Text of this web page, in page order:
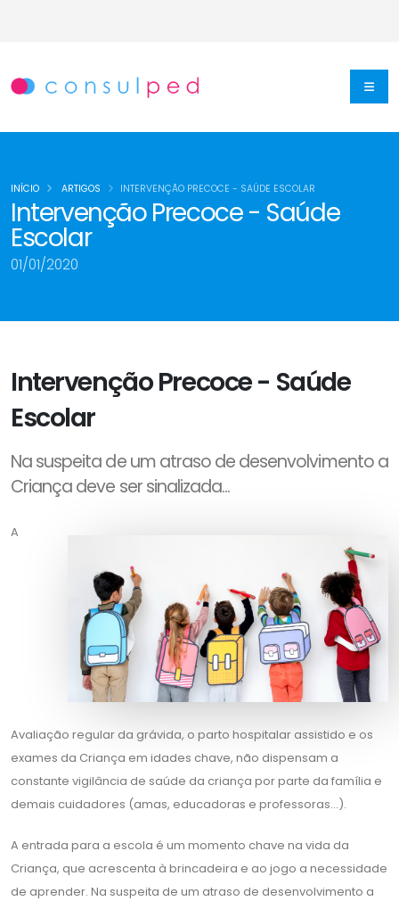
Intervenção Precoce - Saúde
Escolar
01/01/2020
INÍCIO ARTIGOS INTERVENÇÃO PRECOCE - SAÚDE ESCOLAR
Intervenção Precoce - Saúde
Escolar
Na suspeita de um atraso de desenvolvimento a
Criança deve ser sinalizada...
A
Avaliação regular da grávida, o parto hospitalar assistido e os
exames da Criança em idades chave, não dispensam a
constante vigilância de saúde da criança por parte da família e
demais cuidadores (amas, educadoras e professoras…).
A entrada para a escola é um momento chave na vida da
Criança, que acrescenta à brincadeira e ao jogo a necessidade
de aprender. Na suspeita de um atraso de desenvolvimento a